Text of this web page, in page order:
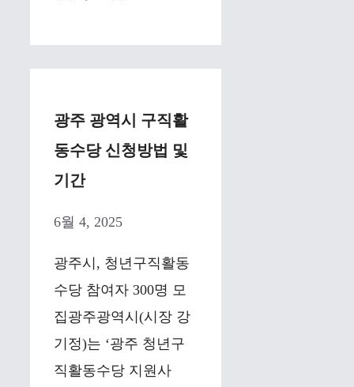
광주 광역시 구직활
동수당 신청방법 및
기간
6월 4, 2025
광주시, 청년구직활동
수당 참여자 300명 모
집광주광역시(시장 강
기정)는 ‘광주 청년구
직활동수당 지원사